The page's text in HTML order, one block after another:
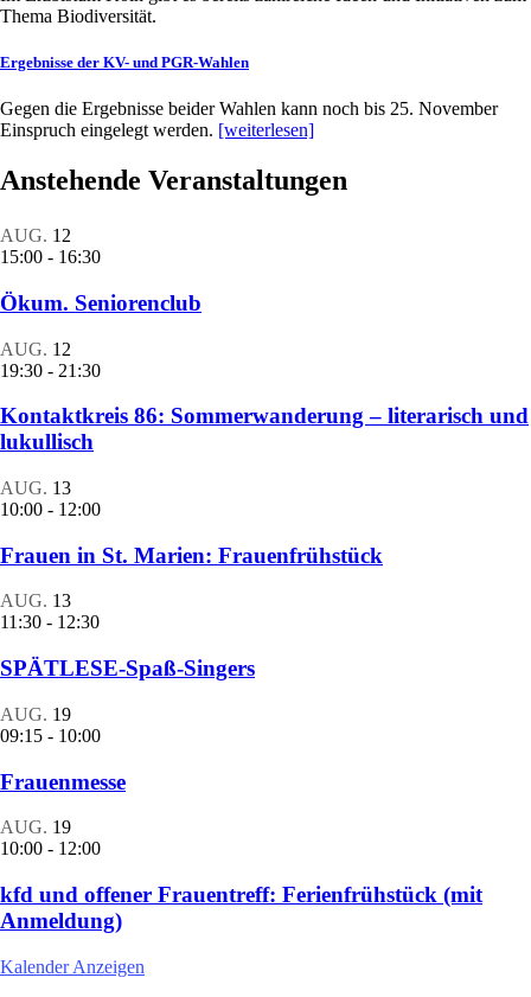
Thema Biodiversität.
Ergebnisse der KV- und PGR-Wahlen
Gegen die Ergebnisse beider Wahlen kann noch bis 25. November
Einspruch eingelegt werden. [weiterlesen]
Anstehende Veranstaltungen
AUG. 12
15:00 - 16:30
Ökum. Seniorenclub
AUG. 12
19:30 - 21:30
Kontaktkreis 86: Sommerwanderung – literarisch und
lukullisch
AUG. 13
10:00 - 12:00
Frauen in St. Marien: Frauenfrühstück
AUG. 13
11:30 - 12:30
SPÄTLESE-Spaß-Singers
AUG. 19
09:15 - 10:00
Frauenmesse
AUG. 19
10:00 - 12:00
kfd und offener Frauentreff: Ferienfrühstück (mit
Anmeldung)
Kalender Anzeigen